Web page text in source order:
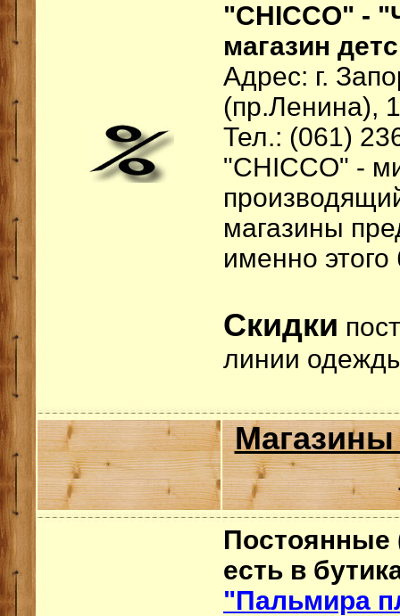
"CHICCO" -
магазин
Адрес: г.
(пр.Ленина),
Тел.: (061)
"CHICCO" -
магазины
именно
Скидки
линии
Постоянные
есть в
"Пальмира